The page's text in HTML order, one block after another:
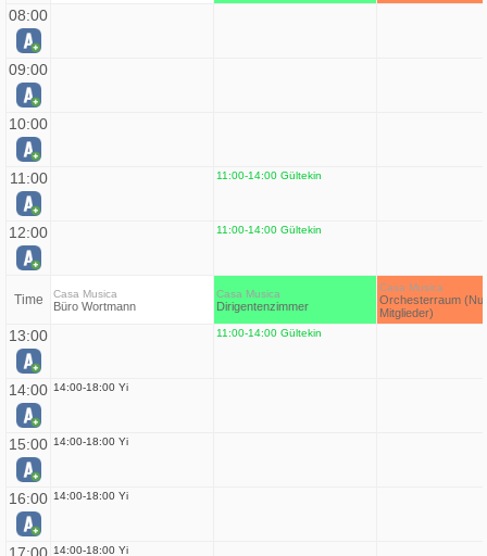
08:00
09:00
10:00
11:00 11:00-14:00 Gültekin
12:00 11:00-14:00 Gültekin
Time Casa Musica
Büro Wortmann
Casa Musica
Dirigentenzimmer
Casa Musica
Orchesterraum
Mitglieder)
13:00 11:00-14:00 Gültekin
14:00 14:00-18:00 Yi
15:00 14:00-18:00 Yi
16:00 14:00-18:00 Yi
14:00-18:00 Yi